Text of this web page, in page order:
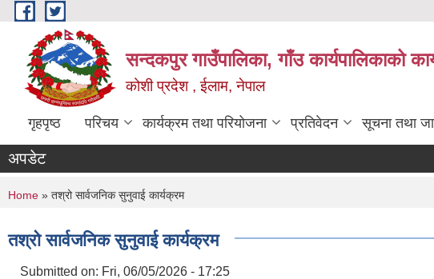
Skip to main content
सन्दकपुर गाउँपालिका, गाँउ कार्यपालिकाको
कोशी प्रदेश , ईलाम, नेपाल
गृहपृष्ठ परिचय कार्यक्रम तथा परियोजना प्रतिवेदन सूचना तथा
अपडेट
You are here
Home » तश्रो सार्वजनिक सुनुवाई कार्यक्रम
तश्रो सार्वजनिक सुनुवाई कार्यक्रम
Submitted on: Fri, 06/05/2026 - 17:25